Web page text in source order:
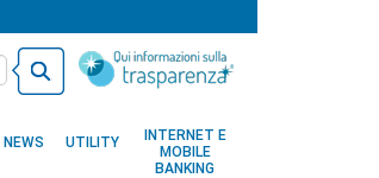
NEWS UTILITY
INTERNET E
MOBILE
BANKING